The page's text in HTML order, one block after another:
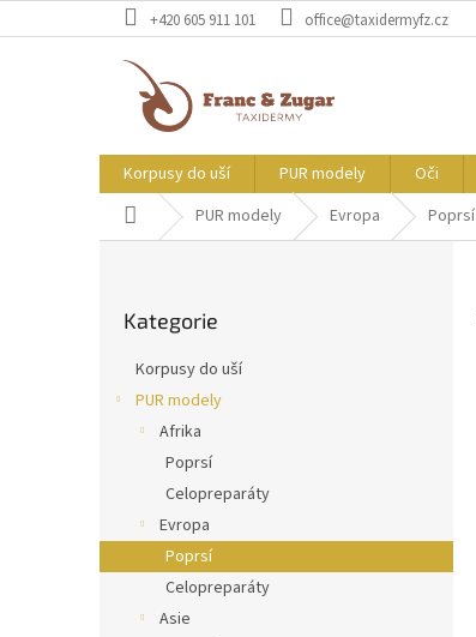
na
+420 605 911 101 office@taxidermyfz.cz
Korpusy do uší PUR modely Oči
Domů PUR modely Evropa Poprsí
n
e
kategorie
Kategorie
Korpusy do uší
PUR modely
Afrika
Poprsí
Celopreparáty
Evropa
Poprsí
Celopreparáty
Asie